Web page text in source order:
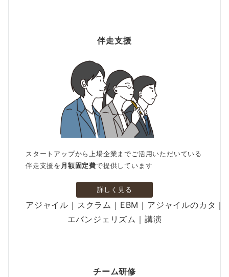
伴走支援
スタートアップから上場企業までご活用いただいている
伴走支援を 月額固定費で提供しています
詳しく見る
アジャイル｜スクラム｜EBM｜アジャイルのカタ｜
エバンジェリズム｜講演
チーム研修